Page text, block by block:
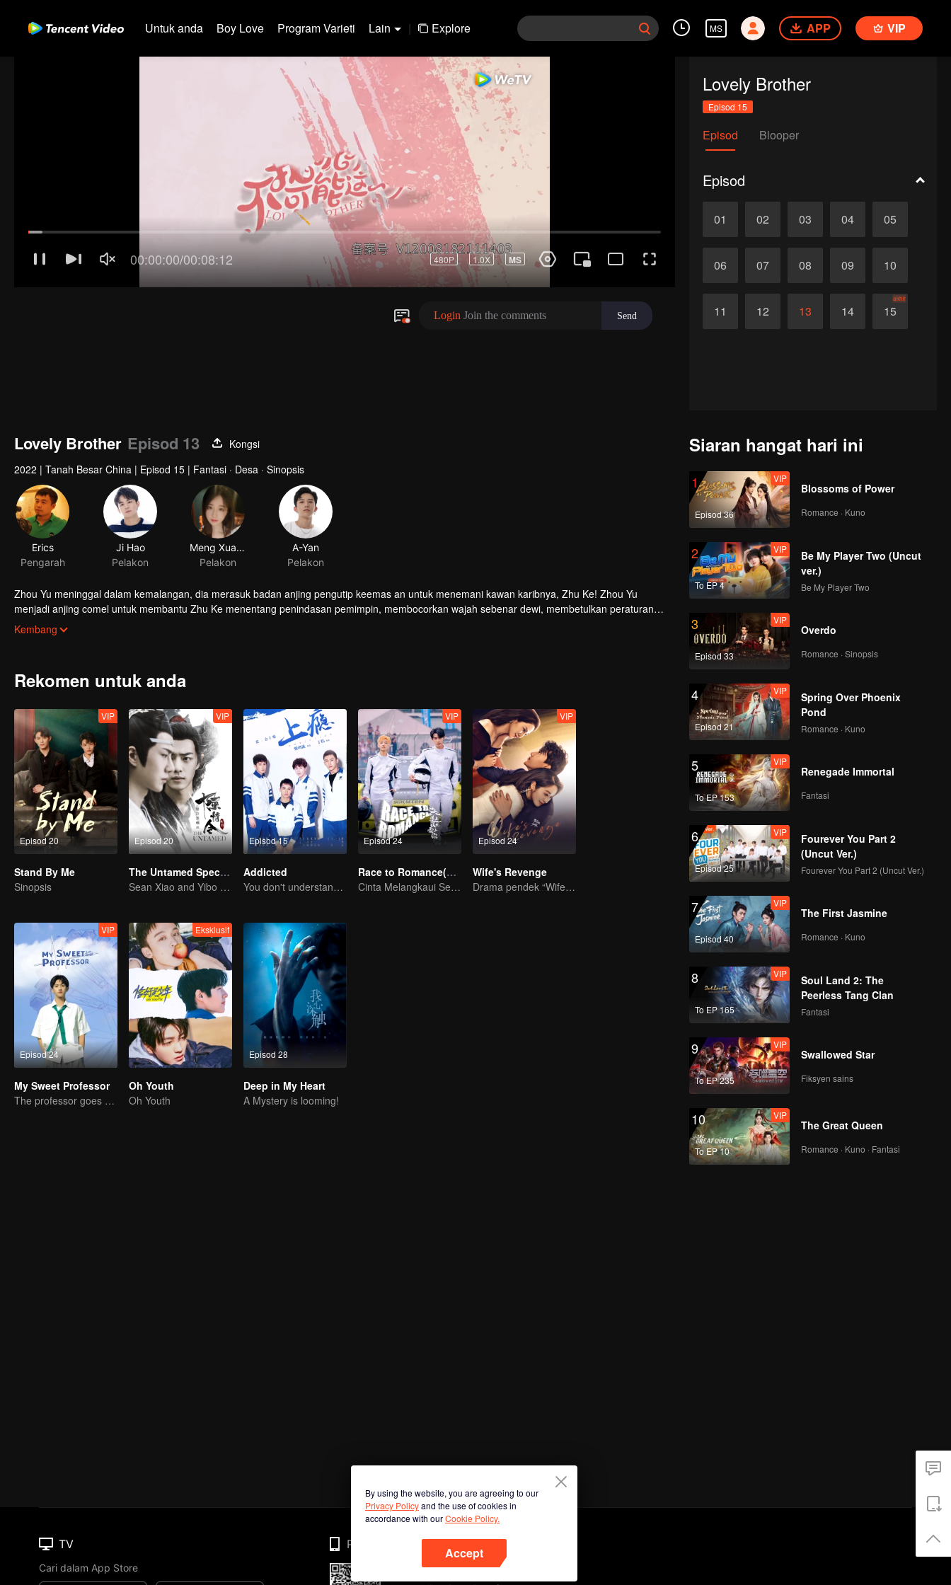
Untuk anda Boy Love Program Varieti Lain | Explore MS APP VIP
Lovely Brother
Episod 15
Episod Blooper
Episod
01 02 03 04 05
06 07 08 09 10
11 12 13 14 15
akhir
Lovely Brother Episod 13
Kongsi
2022 | Tanah Besar China | Episod 15 | Fantasi · Desa · Sinopsis
Erics
Pengarah
Ji Hao
Pelakon
Meng Xuanzi
Pelakon
A-Yan
Pelakon
Zhou Yu meninggal dalam kemalangan, dia merasuk badan anjing pengutip keemas an untuk menemani kawan karibnya, Zhu Ke! Zhou Yu
menjadi anjing comel untuk membantu Zhu Ke menentang penindasan pemimpin, membocorkan wajah sebenar dewi, membetulkan peraturan
tersembunyi yang tidak adil di tempat kerja, akhirnya Zhu Ke berjaya mendapat teman wanita, menjadi pelukis manga yang bahagia. Ketika
mereka membersihkan kubur, teman wanitanya beritahu Zhu Ke, tidak pernah ada roh Zhou Yu, semuan itu ialah usaha dia sendiri...
Kembang
Rekomen untuk anda
Episod 20
VIP
Stand By Me
Sinopsis
Episod 20
VIP
The Untamed Special Edition
Sean Xiao and Yibo Wang lead the stunning casts
Episod 15
Addicted
You don't understand, It's also love
Episod 24
VIP
Race to Romance(English Ver.)
Cinta Melangkaui Sempadan, Bersatu Demi Kejayaan
Episod 24
VIP
Wife's Revenge
Drama pendek “Wife's Revenge”
Episod 24
VIP
My Sweet Professor
The professor goes back to campus as a student.
Eksklusif
Oh Youth
Oh Youth
Episod 28
Deep in My Heart
A Mystery is looming!
Siaran hangat hari ini
1
Episod 36
VIP
Blossoms of Power
Romance · Kuno
2
To EP 4
VIP
Be My Player Two (Uncut
ver.)
Be My Player Two
3
Episod 33
VIP
Overdo
Romance · Sinopsis
4
Episod 21
VIP
Spring Over Phoenix
Pond
Romance · Kuno
5
To EP 153
VIP
Renegade Immortal
Fantasi
6
Episod 25
VIP
Fourever You Part 2
(Uncut Ver.)
Fourever You Part 2 (Uncut Ver.)
7
Episod 40
VIP
The First Jasmine
Romance · Kuno
8
To EP 165
VIP
Soul Land 2: The
Peerless Tang Clan
Fantasi
9
To EP 235
VIP
Swallowed Star
Fiksyen sains
10
To EP 10
VIP
The Great Queen
Romance · Kuno · Fantasi
By using the website, you are agreeing to our
Privacy Policyand the use of cookies in
accordance with ourCookie Policy.
Accept
TV
Cari dalam App Store
Phone